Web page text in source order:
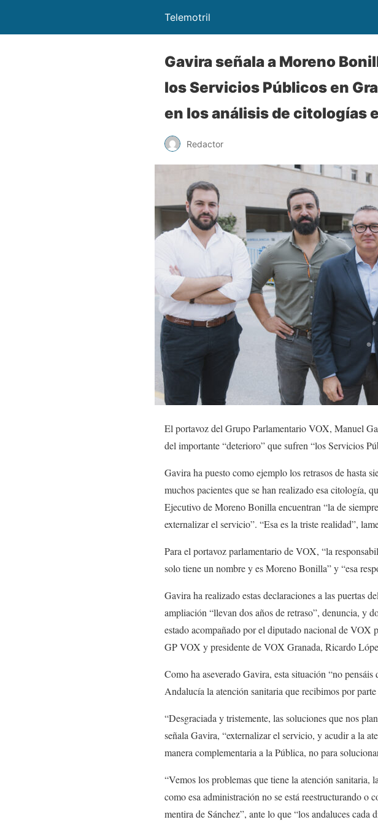
Telemotril
Gavira señala a Moreno
los Servicios Públicos en
en los análisis de citologías
Redactor
El portavoz del Grupo Parlamentario VOX, Manuel
del importante “deterioro” que sufren “los Servicios
Gavira ha puesto como ejemplo los retrasos de hasta
muchos pacientes que se han realizado esa citología,
Ejecutivo de Moreno Bonilla encuentran “la de
externalizar el servicio”. “Esa es la triste realidad”,
Para el portavoz parlamentario de VOX, “la
solo tiene un nombre y es Moreno Bonilla” y “esa
Gavira ha realizado estas declaraciones a las puertas
ampliación “llevan dos años de retraso”, denuncia, y
estado acompañado por el diputado nacional de VOX
GP VOX y presidente de VOX Granada, Ricardo
Como ha aseverado Gavira, esta situación “no
Andalucía la atención sanitaria que recibimos por
“Desgraciada y tristemente, las soluciones que nos
señala Gavira, “externalizar el servicio, y acudir a la
manera complementaria a la Pública, no para
“Vemos los problemas que tiene la atención
como esa administración no se está reestructurando
mentira de Sánchez”, ante lo que “los andaluces cada